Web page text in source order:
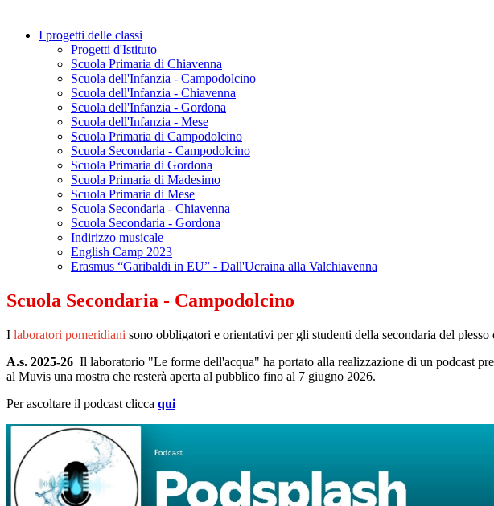
I progetti delle classi
Progetti d'Istituto
Scuola Primaria di Chiavenna
Scuola dell'Infanzia - Campodolcino
Scuola dell'Infanzia - Chiavenna
Scuola dell'Infanzia - Gordona
Scuola dell'Infanzia - Mese
Scuola Primaria di Campodolcino
Scuola Secondaria - Campodolcino
Scuola Primaria di Gordona
Scuola Primaria di Madesimo
Scuola Primaria di Mese
Scuola Secondaria - Chiavenna
Scuola Secondaria - Gordona
Indirizzo musicale
English Camp 2023
Erasmus “Garibaldi in EU” - Dall'Ucraina alla Valchiavenna
Scuola Secondaria - Campodolcino
I laboratori pomeridiani sono obbligatori e orientativi per gli studenti della secondaria del
A.s. 2025-26 Il laboratorio "Le forme dell'acqua" ha portato alla realizzazione di un podcast
al Muvis una mostra che resterà aperta al pubblico fino al 7 giugno 2026.
Per ascoltare il podcast clicca qui